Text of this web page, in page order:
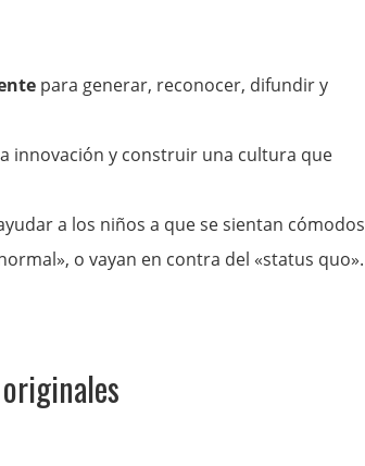
para generar, reconocer, difundir y
innovación y construir una cultura que
a los niños a que se sientan cómodos
o vayan en contra del «status quo».